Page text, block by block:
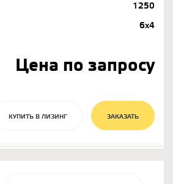
1250
6х4
Цена по запросу
КУПИТЬ В ЛИЗИНГ ЗАКАЗАТЬ